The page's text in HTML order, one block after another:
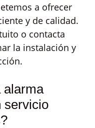
a ofrecer
y de calidad.
o contacta
la instalación y
alarma
servicio